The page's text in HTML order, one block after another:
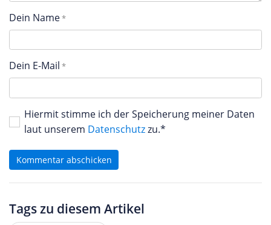
Dein Name
Dein E-Mail
Hiermit stimme ich der Speicherung meiner Daten
laut unserem Datenschutzzu.*
Kommentar abschicken
Tags zu diesem Artikel